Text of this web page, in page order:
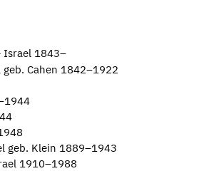
Israel 1843–
Cahen 1842–1922
geb. Klein 1889–1943
1910–1988